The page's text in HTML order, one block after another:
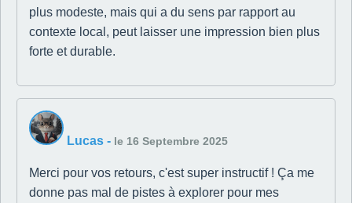
plus modeste, mais qui a du sens par rapport au
contexte local, peut laisser une impression bien plus
forte et durable.
Lucas - le 16 Septembre 2025
Merci pour vos retours, c'est super instructif ! Ça me
donne pas mal de pistes à explorer pour mes